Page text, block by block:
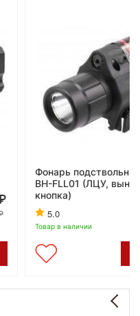
Фонарь
BH-FLL01 (ЛЦУ,
кнопка)
5.0
Товар в наличии